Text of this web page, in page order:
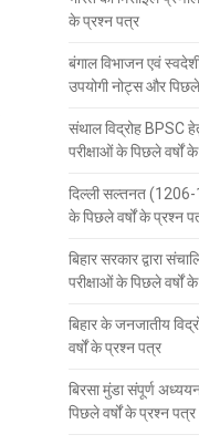
के प्रश्न पत्र
बंगाल विभाजन एवं
उपयोगी नोट्स और
संथाल विद्रोह BPSC
परीक्षाओं के पिछले वर्षों
दिल्ली सल्तनत (1206-
के पिछले वर्षों के प्रश्न
बिहार सरकार द्वारा
परीक्षाओं के पिछले वर्षों
बिहार के जनजातीय
वर्षों के प्रश्न पत्र
बिरसा मुंडा संपूर्ण
पिछले वर्षों के प्रश्न पत्र